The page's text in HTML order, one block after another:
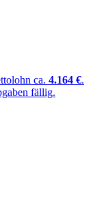
ca. 4.164 €.
fällig.